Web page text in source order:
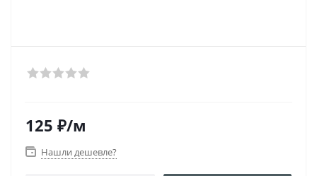
125 ₽/м
Нашли дешевле?